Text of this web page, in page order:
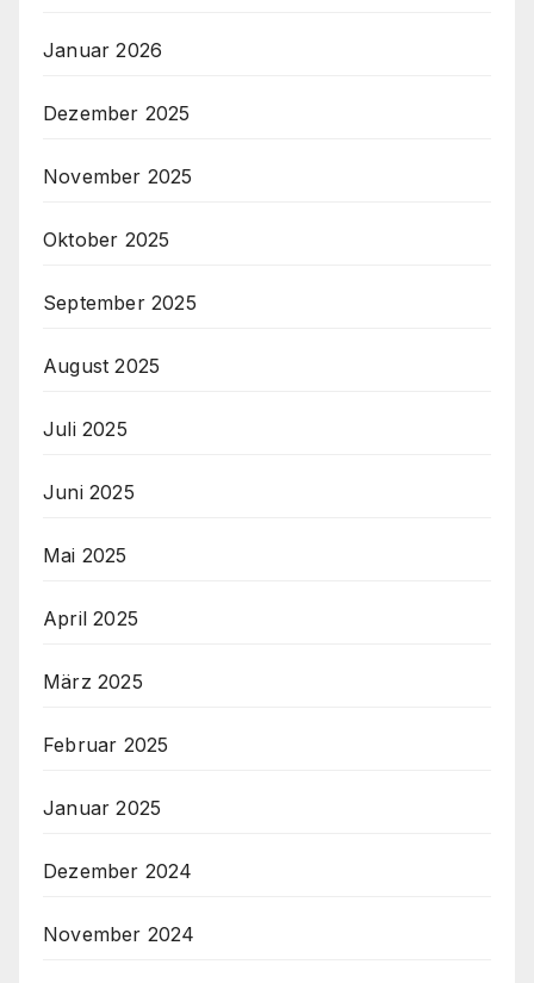
Januar 2026
Dezember 2025
November 2025
Oktober 2025
September 2025
August 2025
Juli 2025
Juni 2025
Mai 2025
April 2025
März 2025
Februar 2025
Januar 2025
Dezember 2024
November 2024